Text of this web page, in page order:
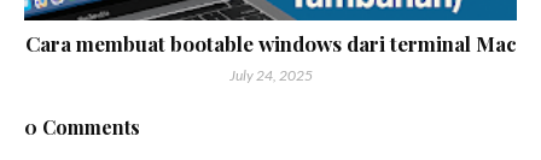
Cara membuat bootable windows dari terminal Mac
July 24, 2025
0 Comments